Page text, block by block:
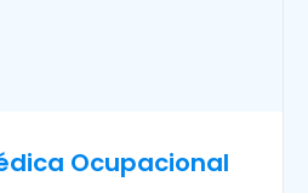
Ocupacional